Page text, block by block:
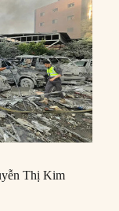
Thị Kim